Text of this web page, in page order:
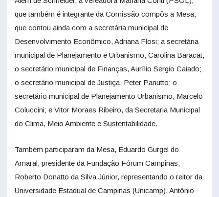
que também é integrante da Comissão compôs a Mesa,
que contou ainda com a secretária municipal de
Desenvolvimento Econômico, Adriana Flosi; a secretária
municipal de Planejamento e Urbanismo, Carolina Baracat;
o secretário municipal de Finanças, Aurílio Sergio Caiado;
o secretário municipal de Justiça, Peter Panutto; o
secretário municipal de Planejamento Urbanismo, Marcelo
Coluccini; e Vitor Moraes Ribeiro, da Secretaria Municipal
do Clima, Meio Ambiente e Sustentabilidade.
Também participaram da Mesa, Eduardo Gurgel do
Amaral, presidente da Fundação Fórum Campinas;
Roberto Donatto da Silva Júnior, representando o reitor da
Universidade Estadual de Campinas (Unicamp), Antônio